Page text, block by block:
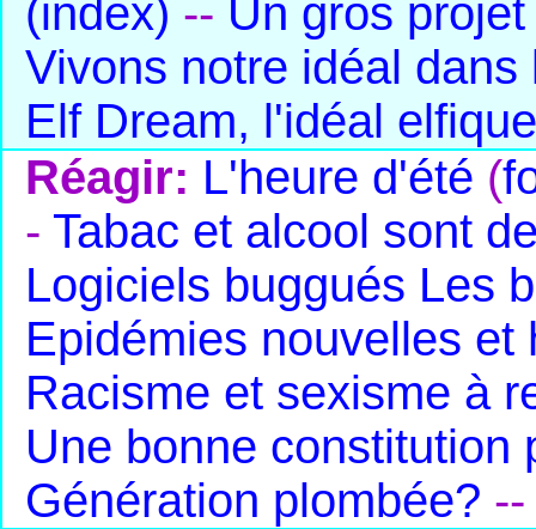
(index) -- Un gros
Vivons notre idéal
Elf Dream, l'idéal elfique
Réagir: L'heure d'été (
- Tabac et alcool sont
Logiciels buggués Les
Epidémies nouvelles et
Racisme et sexisme à
Une bonne constitution
Génération plombée?